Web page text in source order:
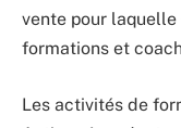
vente pour
formations et
Les activités de